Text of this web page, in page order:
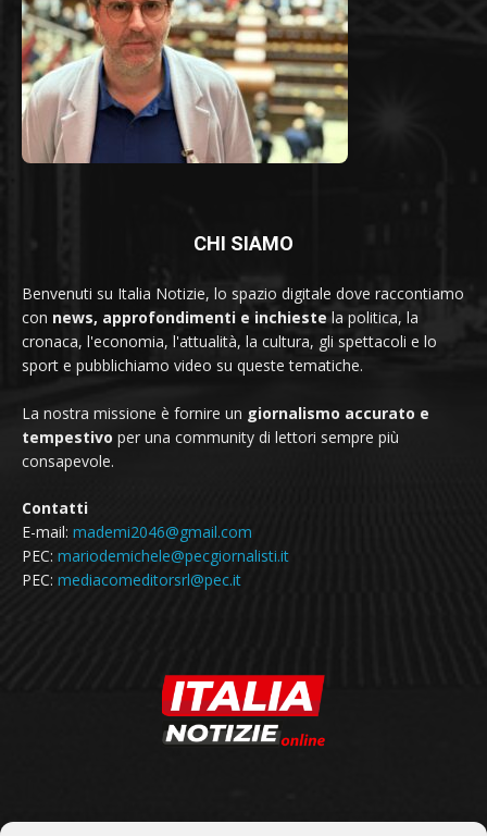
CHI SIAMO
Benvenuti su Italia Notizie, lo spazio digitale dove raccontiamo
con news, approfondimenti e inchieste la politica, la
cronaca, l'economia, l'attualità, la cultura, gli spettacoli e lo
sport e pubblichiamo video su queste tematiche.
La nostra missione è fornire un giornalismo accurato e
tempestivo per una community di lettori sempre più
consapevole.
Contatti
E-mail: mademi2046@gmail.com
PEC: mariodemichele@pecgiornalisti.it
PEC: mediacomeditorsrl@pec.it